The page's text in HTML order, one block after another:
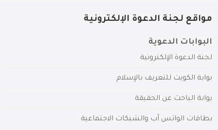
مواقع لجنة الدعوة الإلكترونية
البوابات الدعوية
لجنة الدعوة الإلكترونية
بوابة الكويت للتعريف بالإسلام
بوابة الباحث عن الحقيقة
بطاقات الواتس آب والشبكات الاجتماعية